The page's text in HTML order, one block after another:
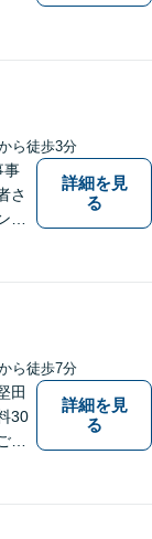
ら徒歩3分
事
さ
グ
さ
詳細を見
る
ら徒歩7分
田
30
相
詳細を見
る